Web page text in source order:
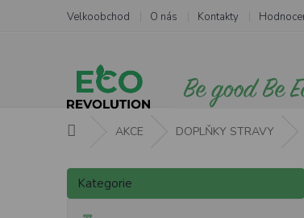
Velkoobchod O nás Kontakty
AKCE DOPLŇKY STRAVY
P
s
Přeskočit
kategorie
Kategorie